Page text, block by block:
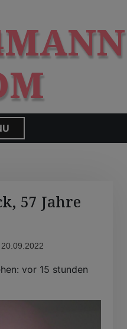
57 Jahre
vor 15 stunden